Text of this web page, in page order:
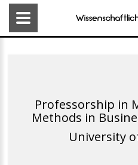
Professorship in
Methods in
University